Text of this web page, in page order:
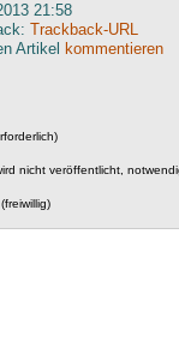
21:58
Trackback-URL
Artikel kommentieren
nicht veröffentlicht,